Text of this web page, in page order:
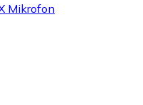
Mikrofon